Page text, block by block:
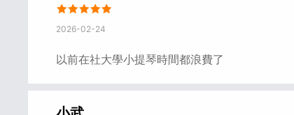
2026-02-24
以前在社大學小提琴時間都浪費了